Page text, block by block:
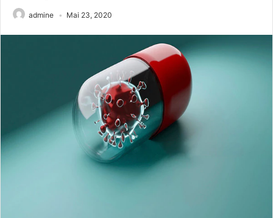
admine Mai 23, 2020